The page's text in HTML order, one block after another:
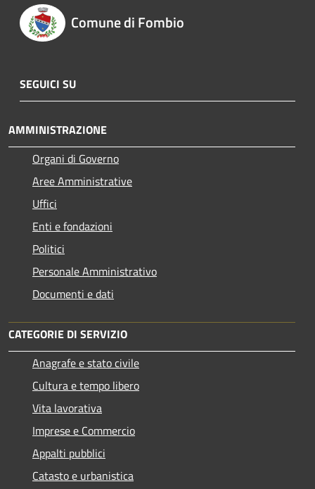
Comune di Fombio
SEGUICI SU
AMMINISTRAZIONE
Organi di Governo
Aree Amministrative
Uffici
Enti e fondazioni
Politici
Personale Amministrativo
Documenti e dati
CATEGORIE DI SERVIZIO
Anagrafe e stato civile
Cultura e tempo libero
Vita lavorativa
Imprese e Commercio
Appalti pubblici
Catasto e urbanistica